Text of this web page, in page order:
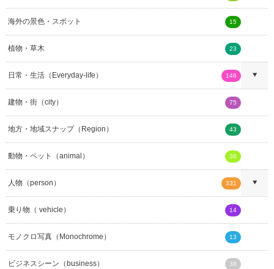
海外の景色・スポット 15
植物・草木 23
日常・生活（Everyday-life） 146
建物・街（city） 75
地方・地域スナップ（Region） 43
動物・ペット（animal） 36
人物（person） 331
乗り物（ vehicle） 14
モノクロ写真（Monochrome） 13
ビジネスシーン（business） 38